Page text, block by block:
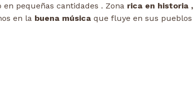
en pequeñas cantidades . Zona rica en historia ,
en la buena música que fluye en sus pueblos